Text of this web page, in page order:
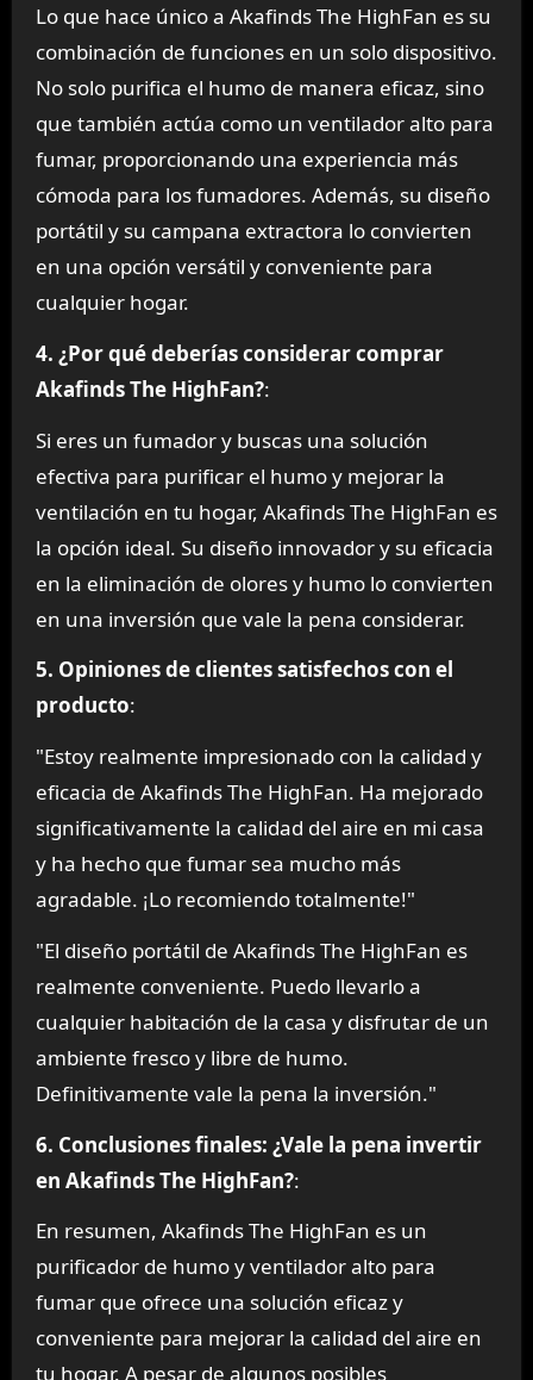
Lo que hace único a Akafinds The HighFan es su
combinación de funciones en un solo dispositivo.
No solo purifica el humo de manera eficaz, sino
que también actúa como un ventilador alto para
fumar, proporcionando una experiencia más
cómoda para los fumadores. Además, su diseño
portátil y su campana extractora lo convierten
en una opción versátil y conveniente para
cualquier hogar.
4. ¿Por qué deberías considerar comprar
Akafinds The HighFan?:
Si eres un fumador y buscas una solución
efectiva para purificar el humo y mejorar la
ventilación en tu hogar, Akafinds The HighFan es
la opción ideal. Su diseño innovador y su eficacia
en la eliminación de olores y humo lo convierten
en una inversión que vale la pena considerar.
5. Opiniones de clientes satisfechos con el
producto:
"Estoy realmente impresionado con la calidad y
eficacia de Akafinds The HighFan. Ha mejorado
significativamente la calidad del aire en mi casa
y ha hecho que fumar sea mucho más
agradable. ¡Lo recomiendo totalmente!"
"El diseño portátil de Akafinds The HighFan es
realmente conveniente. Puedo llevarlo a
cualquier habitación de la casa y disfrutar de un
ambiente fresco y libre de humo.
Definitivamente vale la pena la inversión."
6. Conclusiones finales: ¿Vale la pena invertir
en Akafinds The HighFan?:
En resumen, Akafinds The HighFan es un
purificador de humo y ventilador alto para
fumar que ofrece una solución eficaz y
conveniente para mejorar la calidad del aire en
tu hogar. A pesar de algunos posibles